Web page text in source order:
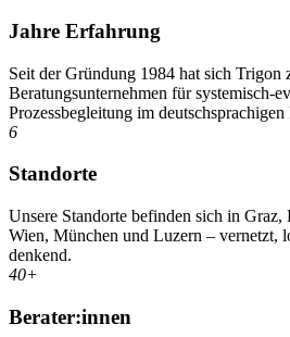
Jahre Erfahrung
Seit der Gründung 1984 hat sich Trigon
Beratungsunternehmen für systemisch-
Prozessbegleitung im
6
Standorte
Unsere Standorte befinden sich in
Wien, München und Luzern – vernetzt,
denkend.
40+
Berater:innen